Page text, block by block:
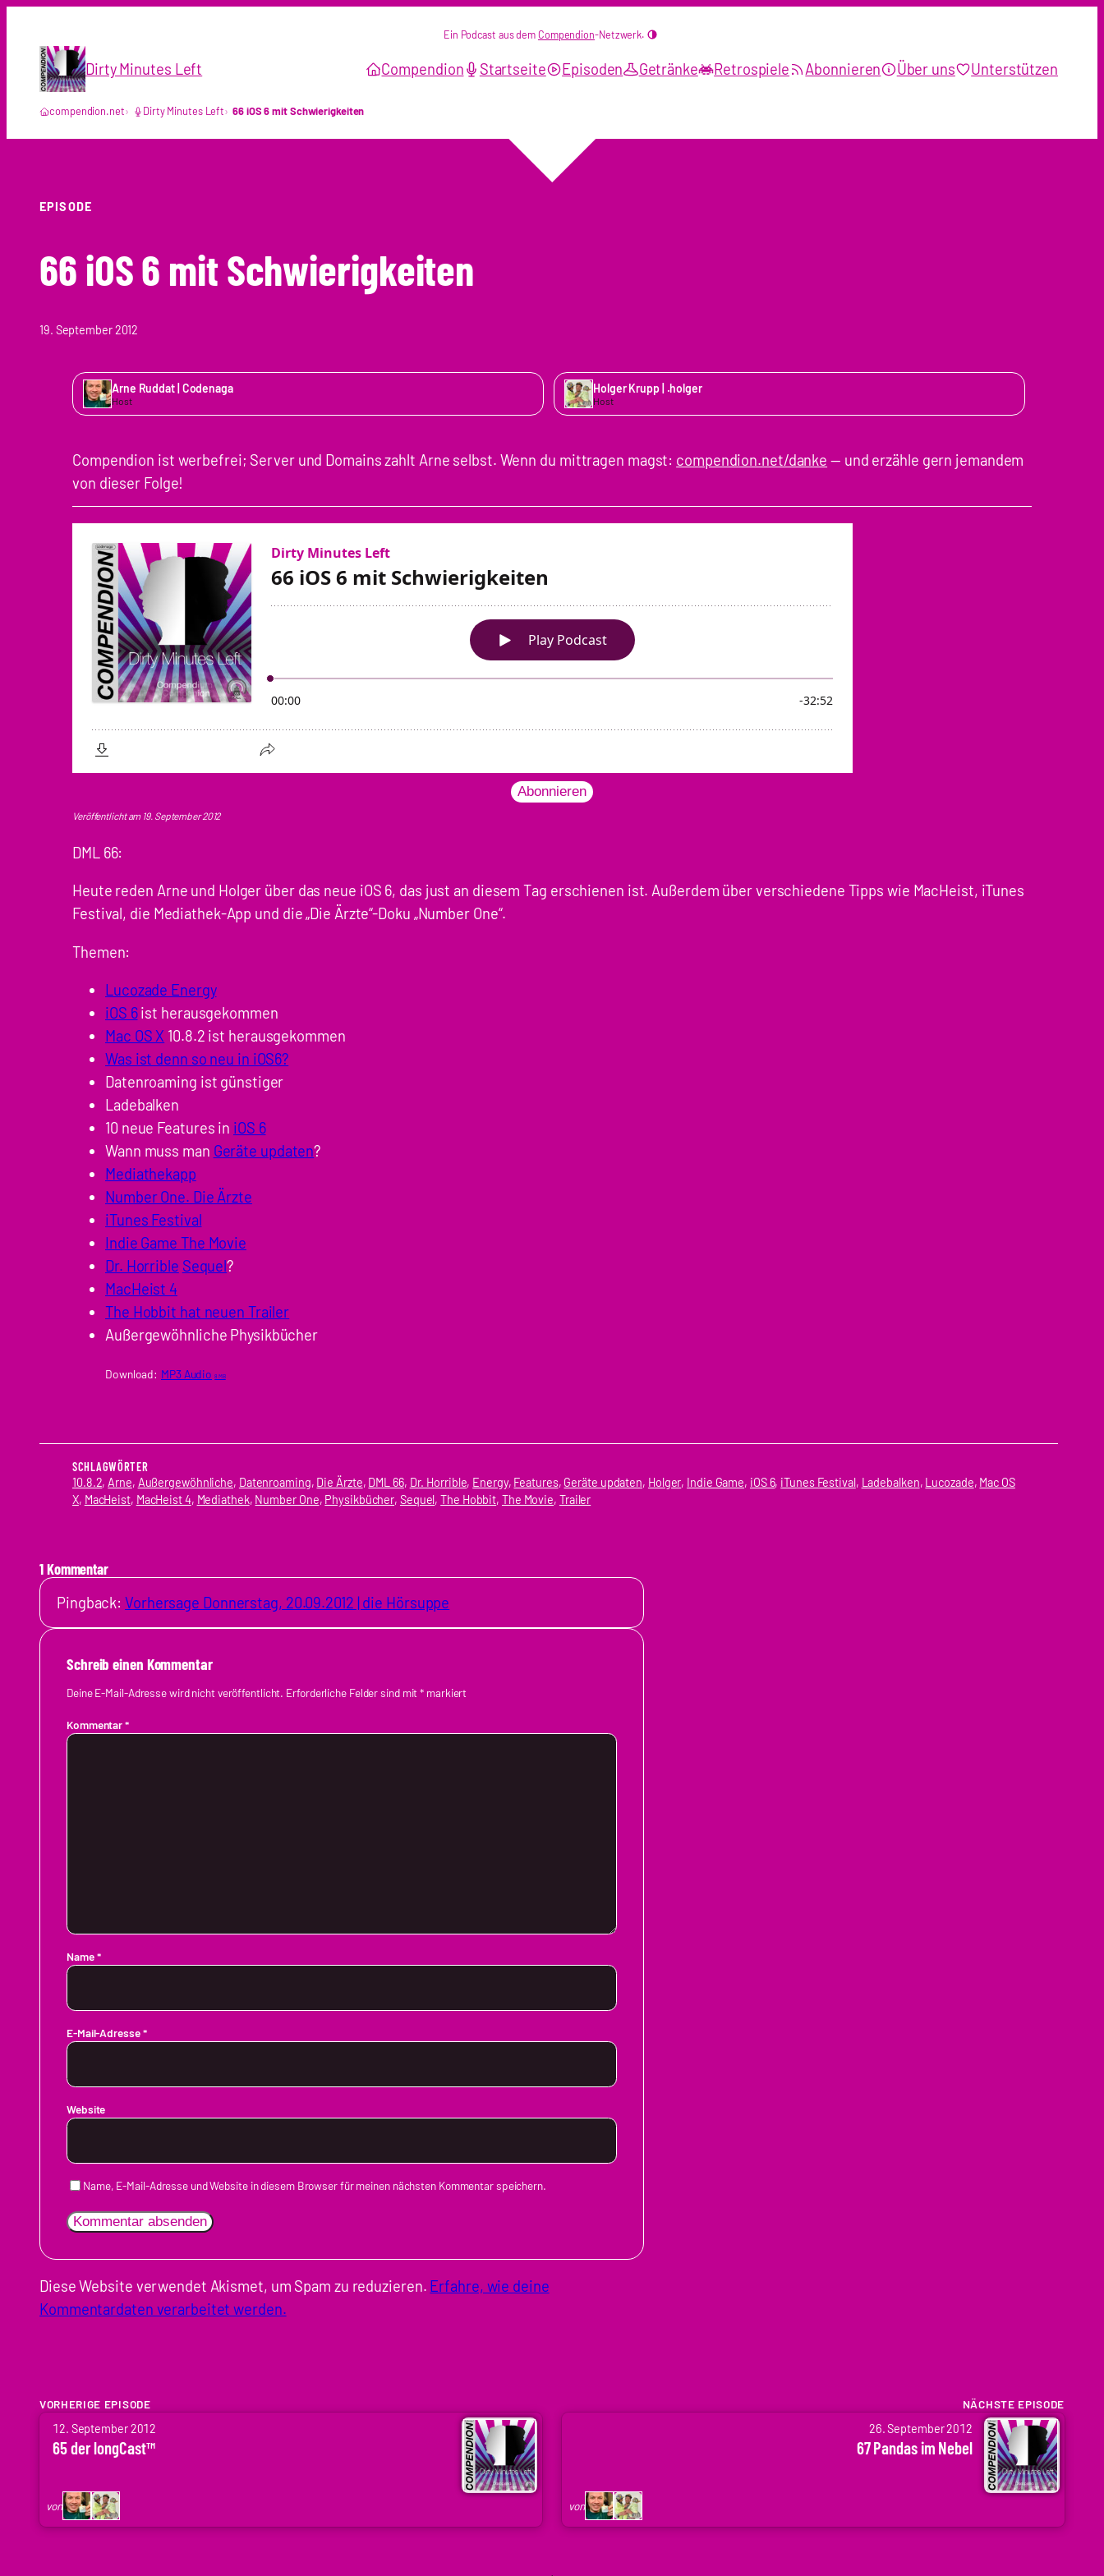
springen
Ein Podcast aus dem Compendion-Netzwerk.
Dirty Minutes Left Compendion Startseite Episoden Getränke Retrospiele Abonnieren Über uns Unterstützen
compendion.net Dirty Minutes Left 66 iOS 6 mit Schwierigkeiten
EPISODE
66 iOS 6 mit Schwierigkeiten
19. September 2012
Arne Ruddat | Codenaga
Host
Holger Krupp | .holger
Host
Compendion ist werbefrei; Server und Domains zahlt Arne selbst. Wenn du mittragen magst: compendion.net/danke — und erzähle gern jemandem
von dieser Folge!
Abonnieren
Veröffentlicht am 19. September 2012
DML 66:
Heute reden Arne und Holger über das neue iOS 6, das just an diesem Tag erschienen ist. Außerdem über verschiedene Tipps wie MacHeist, iTunes
Festival, die Mediathek-App und die „Die Ärzte“-Doku „Number One“.
Themen:
Lucozade Energy
iOS 6ist herausgekommen
Mac OS X 10.8.2 ist herausgekommen
Was ist denn so neu in iOS6?
Datenroaming ist günstiger
Ladebalken
10 neue Features in iOS 6
Wann muss man Geräte updaten?
Mediathekapp
Number One. Die Ärzte
iTunes Festival
Indie Game The Movie
Dr. Horrible Sequel?
MacHeist 4
The Hobbit hat neuen Trailer
Außergewöhnliche Physikbücher
Download: MP3 Audio 8 MB
SCHLAGWÖRTER
10.8.2, Arne, Außergewöhnliche, Datenroaming, Die Ärzte, DML 66, Dr. Horrible, Energy, Features, Geräte updaten, Holger, Indie Game, iOS 6, iTunes Festival, Ladebalken, Lucozade, Mac OS
X, MacHeist, MacHeist 4, Mediathek, Number One, Physikbücher, Sequel, The Hobbit, The Movie, Trailer
1 Kommentar
Pingback:Vorhersage Donnerstag, 20.09.2012 | die Hörsuppe
Schreib einen Kommentar
Deine E-Mail-Adresse wird nicht veröffentlicht. Erforderliche Felder sind mit* markiert
Kommentar*
Name*
E-Mail-Adresse*
Website
Name, E-Mail-Adresse und Website in diesem Browser für meinen nächsten Kommentar speichern.
Diese Website verwendet Akismet, um Spam zu reduzieren. Erfahre, wie deine
Kommentardaten verarbeitet werden.
VORHERIGE EPISODE
12. September 2012
65 der longCast™
von
von
Arne
Codenaga,
NÄCHSTE EPISODE
26. September 2012
67 Pandas im Nebel
von
von
Codenaga,